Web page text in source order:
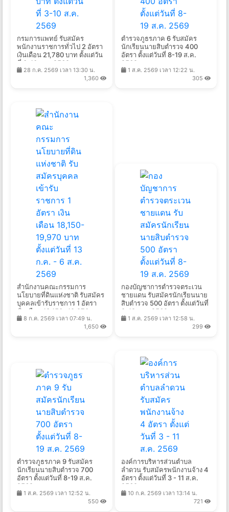
กรมการแพทย์ รับสมัคร
พนักงานราชการทั่วไป 2 อัตรา
เงินเดือน 21,780 บาท ตั้งแต่วัน
ที่ 3-10 ส.ค. 2569
28 ก.ค. 2569 เวลา 13:30 น.
1,360
ตำรวจภูธรภาค 6 รับสมัคร
นักเรียนนายสิบตำรวจ 400
อัตรา ตั้งแต่วันที่ 8-19 ส.ค.
2569
1 ส.ค. 2569 เวลา 12:22 น.
305
สำนักงานคณะกรรมการ
นโยบายที่ดินแห่งชาติ รับสมัคร
บุคคลเข้ารับราชการ 1 อัตรา
เงินเดือน 18,150- 19,970 บาท
ตั้งแต่วันที่ 13 ก.ค. - 6 ส.ค.
8 ก.ค. 2569 เวลา 07:49 น.
1,650
กองบัญชาการตำรวจตระเวน
ชายแดน รับสมัครนักเรียนนาย
สิบตำรวจ 500 อัตรา ตั้งแต่วันที่
8-19 ส.ค. 2569
1 ส.ค. 2569 เวลา 12:58 น.
299
ตำรวจภูธรภาค 9 รับสมัคร
นักเรียนนายสิบตำรวจ 700
อัตรา ตั้งแต่วันที่ 8-19 ส.ค.
2569
1 ส.ค. 2569 เวลา 12:52 น.
550
องค์การบริหารส่วนตำบล
ลำดวน รับสมัครพนักงานจ้าง 4
อัตรา ตั้งแต่วันที่ 3 - 11 ส.ค.
2569
10 ก.ค. 2569 เวลา 13:14 น.
721